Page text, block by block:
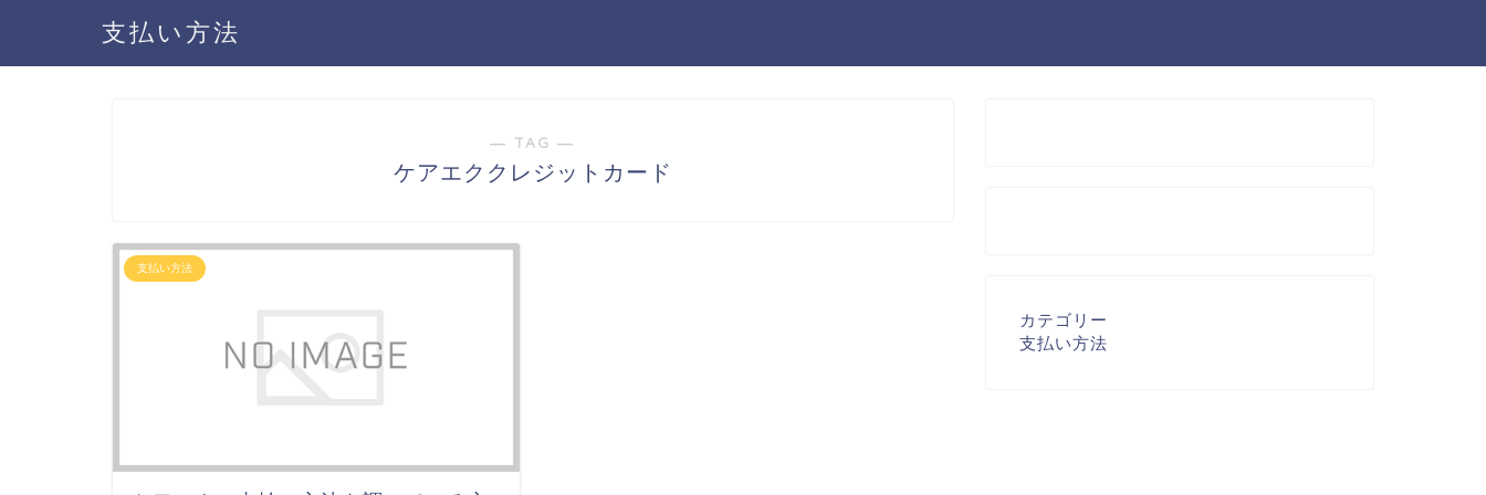
支払い方法
― TAG ―
ケアエククレジットカード
支払い方法
カテゴリー
支払い方法